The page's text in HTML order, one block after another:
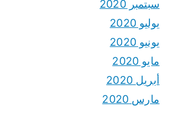
سبتمبر 2020
يوليو 2020
يونيو 2020
مايو 2020
أبريل 2020
مارس 2020